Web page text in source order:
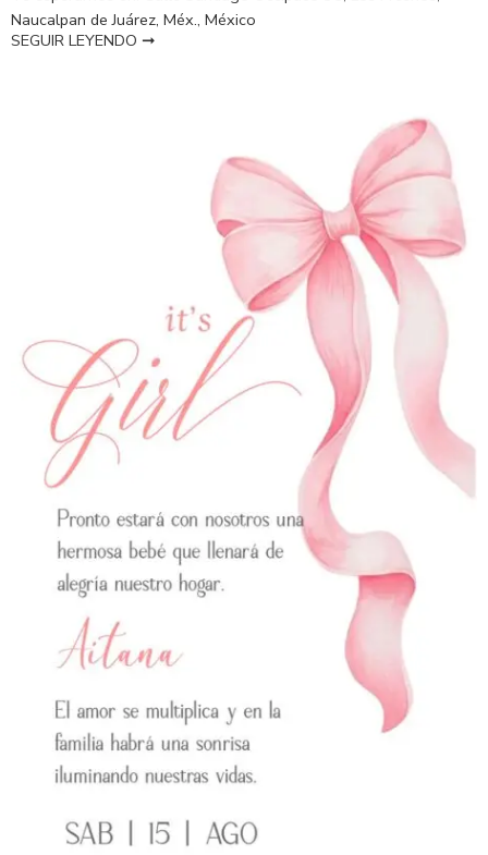
Naucalpan de Juárez, Méx., México
SEGUIR LEYENDO ➞